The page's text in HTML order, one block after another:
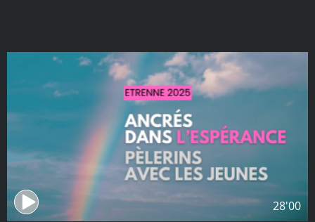
28'00